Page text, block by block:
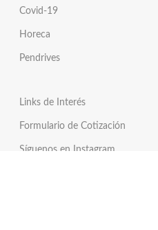
Covid-19
Horeca
Pendrives
Links de Interés
Formulario de Cotización
Síguenos en Instagram